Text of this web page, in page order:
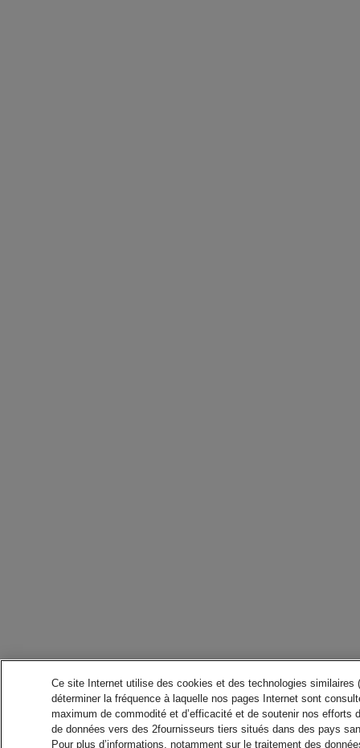
Ce site Internet utilise des cookies et des technologies
déterminer la fréquence à laquelle nos pages Internet sont
maximum de commodité et d’efficacité et de soutenir nos
de données vers des 2fournisseurs tiers situés dans des pays
Pour plus d’informations, notamment sur le traitement des